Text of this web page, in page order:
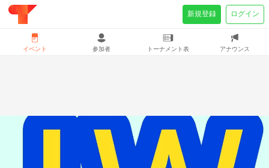
イベント 参加者 トーナメント表 アナウンス
新規登録 ログイン